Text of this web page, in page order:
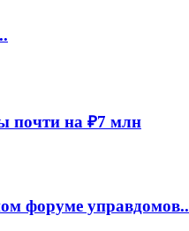
почти на ₽7 млн
форуме управдомов..